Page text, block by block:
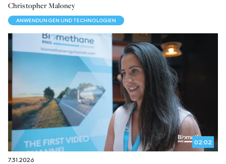
Christopher Maloney
ANWENDUNGEN UND TECHNOLOGIEN
02:02
7.31.2026